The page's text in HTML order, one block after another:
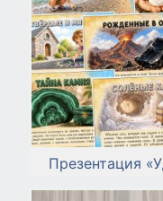
Презентация